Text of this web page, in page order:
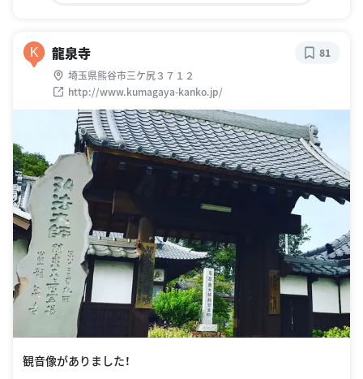
K 龍泉寺
埼玉県熊谷市三ケ尻３７１２
http://www.kumagaya-kanko.jp/
81
観音像がありました！